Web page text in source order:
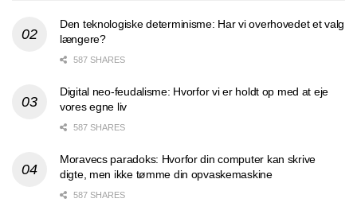
Den teknologiske determinisme: Har vi overhovedet et valg
længere?
587 SHARES
Digital neo-feudalisme: Hvorfor vi er holdt op med at eje
vores egne liv
587 SHARES
Moravecs paradoks: Hvorfor din computer kan skrive
digte, men ikke tømme din opvaskemaskine
587 SHARES